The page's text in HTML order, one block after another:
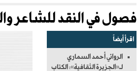
فصول في النقد للشاعر
اقرأ أيضاً
الروائي أحمد السماري
لـ«الجزيرة الثقافية»: الكتاب